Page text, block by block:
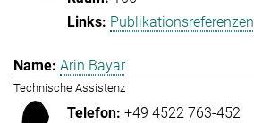
Publikationsreferenzen
Arin Bayar
Technische Assistenz
+49 4522 763-452